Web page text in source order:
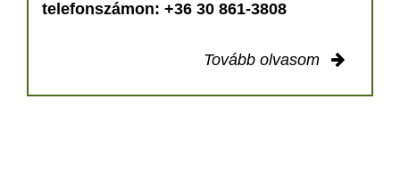
telefonszámon: +36 30 861-3808
Tovább olvasom